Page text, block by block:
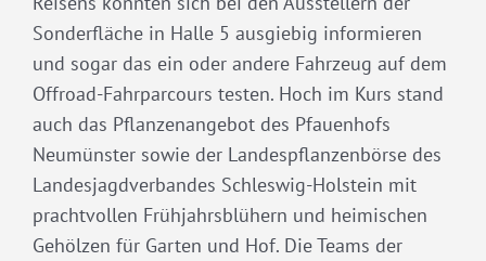
Sonderfläche in Halle 5 ausgiebig informieren
und sogar das ein oder andere Fahrzeug auf dem
Offroad-Fahrparcours testen. Hoch im Kurs stand
auch das Pflanzenangebot des Pfauenhofs
Neumünster sowie der Landespflanzenbörse des
Landesjagdverbandes Schleswig-Holstein mit
prachtvollen Frühjahrsblühern und heimischen
Gehölzen für Garten und Hof. Die Teams der